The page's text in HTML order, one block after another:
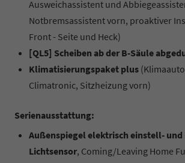
Ausweichassistent und
Notbremsassistent vorn, proaktiver
Front - Seite und Heck)
[QL5] Scheiben ab der B-Säule
Klimatisierungspaket plus
Climatronic, Sitzheizung vorn)
Serienausstattung:
Außenspiegel elektrisch einstell- und
Lichtsensor, Coming/Leaving Home